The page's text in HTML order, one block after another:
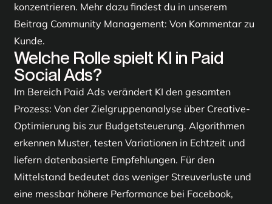
konzentrieren. Mehr dazu findest du in unserem
Beitrag Community Management: Von Kommentar zu
Kunde.
Welche Rolle spielt KI in Paid
Social Ads?
Im Bereich Paid Ads verändert KI den gesamten
Prozess: Von der Zielgruppenanalyse über Creative-
Optimierung bis zur Budgetsteuerung. Algorithmen
erkennen Muster, testen Variationen in Echtzeit und
liefern datenbasierte Empfehlungen. Für den
Mittelstand bedeutet das weniger Streuverluste und
eine messbar höhere Performance bei Facebook,